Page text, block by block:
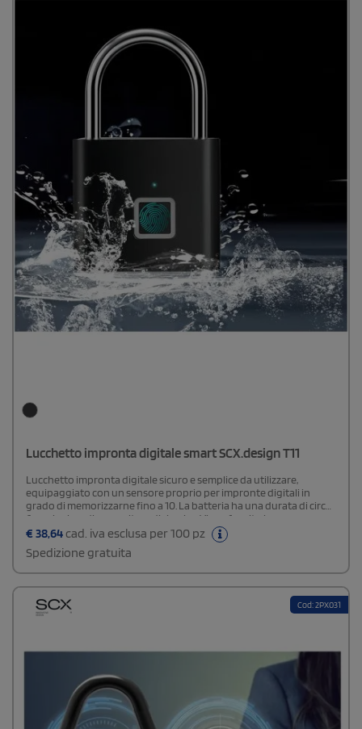
Lucchetto impronta digitale smart SCX.design T11
Lucchetto impronta digitale sicuro e semplice da utilizzare,
equipaggiato con un sensore proprio per impronte digitali in
grado di memorizzarne fino a 10. La batteria ha una durata di circa
6 mesi prima di necessitare di ricarica. Viene fornito in una
confezione regalo realizzata in cartone riciclato (10,8 x 6,9 x 2,9 cm).
€ 38,64 cad. iva esclusa per 100 pz
Spedizione gratuita
Cod: 2PX031